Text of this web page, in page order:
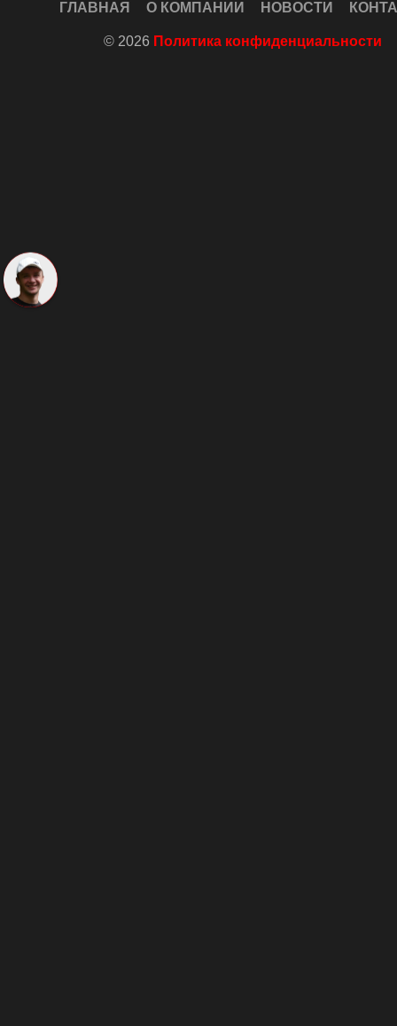
ГЛАВНАЯ О КОМПАНИИ НОВОСТИ
© 2026 Политика конфиденциальности